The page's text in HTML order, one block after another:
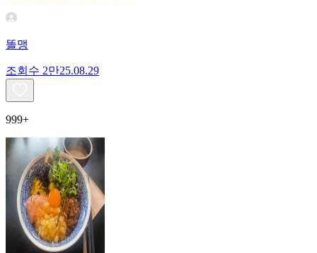
똘맹
조회수 2만25.08.29
999+